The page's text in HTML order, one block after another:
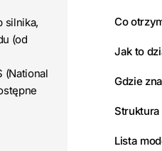
silnika,
(od
(National
Co
Jak to
Gdzie
Lista